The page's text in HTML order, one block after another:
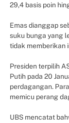
29,4 basis poin
Emas dianggap
suku bunga yang
tidak memberikan
Presiden terpilih
Putih pada 20
perdagangan.
memicu perang
UBS mencatat